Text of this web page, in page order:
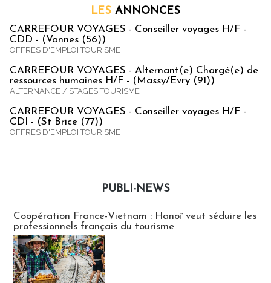
LES ANNONCES
CARREFOUR VOYAGES - Conseiller voyages H/F -
CDD - (Vannes (56))
OFFRES D'EMPLOI TOURISME
CARREFOUR VOYAGES - Alternant(e) Chargé(e) de
ressources humaines H/F - (Massy/Evry (91))
ALTERNANCE / STAGES TOURISME
CARREFOUR VOYAGES - Conseiller voyages H/F -
CDI - (St Brice (77))
OFFRES D'EMPLOI TOURISME
PUBLI-NEWS
Coopération France-Vietnam : Hanoï veut séduire les
professionnels français du tourisme